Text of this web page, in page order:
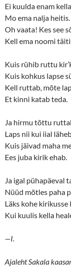
Ei kuulda enam
Mo ema nalja heitis.
Oh vaata! Kes see
Kell ema noomi
Kuis rühib ruttu
Kuis kohkus lapse
Kell ruttab, mõte
Et kinni katab teda.
Ja hirmu tõttu
Laps nii kui iial
Kuis jäivad maha
Ees juba kirik ehab.
Ja igal pühapäeval
Nüüd mõtles paha
Läks kohe kirikusse
Kui kuulis kella
—I.
Ajaleht Sakala